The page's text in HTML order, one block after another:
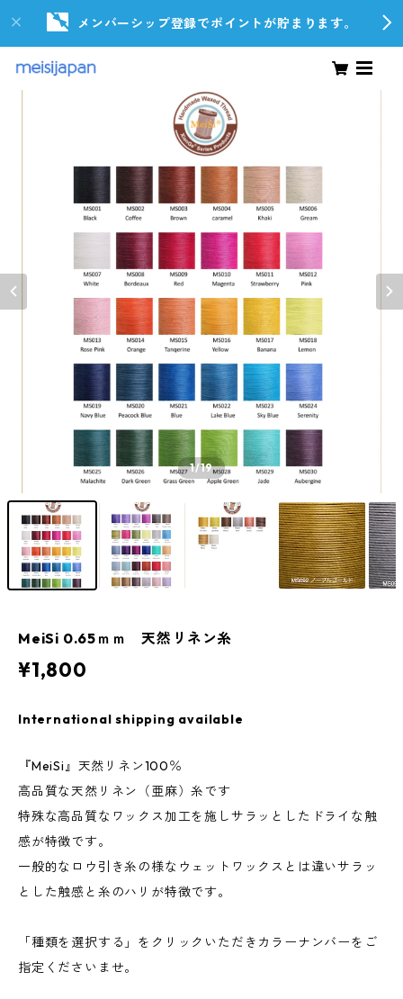
メンバーシップ登録でポイントが貯まります。
1/19
MeiSi 0.65ｍｍ 天然リネン糸
¥1,800
International shipping available
『MeiSi』天然リネン100％
高品質な天然リネン（亜麻）糸です
特殊な高品質なワックス加工を施しサラッとしたドライな触
感が特徴です。
一般的なロウ引き糸の様なウェットワックスとは違いサラッ
とした触感と糸のハリが特徴です。
「種類を選択する」をクリックいただきカラーナンバーをご
指定くださいませ。